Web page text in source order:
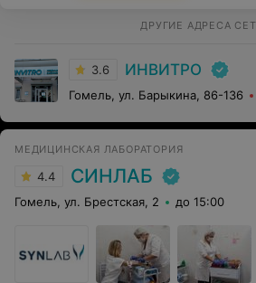
ДРУГИЕ АДРЕСА
3.6 ИНВИТРО
Гомель, ул. Барыкина, 86-136
МЕДИЦИНСКАЯ ЛАБОРАТОРИЯ
4.4 СИНЛАБ
Гомель, ул. Брестская, 2 до 15:00